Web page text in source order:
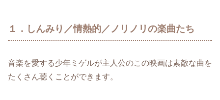
１．しんみり／情熱的／ノリノリの楽曲たち
音楽を愛する少年ミゲルが主人公のこの映画は素敵な曲を
たくさん聴くことができます。